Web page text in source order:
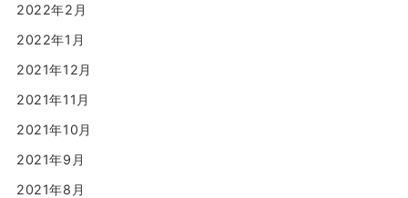
2022年2月
2022年1月
2021年12月
2021年11月
2021年10月
2021年9月
2021年8月